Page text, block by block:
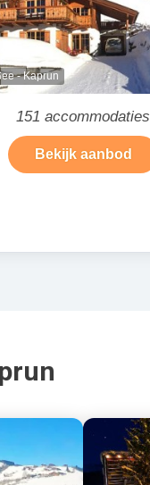
- Kaprun
151 accommodaties
Bekijk aanbod